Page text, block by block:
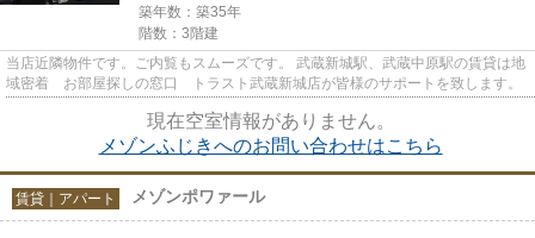
築年数：築35年
階数：3階建
当店近隣物件です。ご内覧もスムーズです。 武蔵新城駅、武蔵中原駅の賃貸は地
域密着 お部屋探しの窓口 トラスト武蔵新城店が皆様のサポートを致します。
現在空室情報がありません。
メゾンふじきへのお問い合わせはこちら
賃貸｜アパート メゾンポワァール